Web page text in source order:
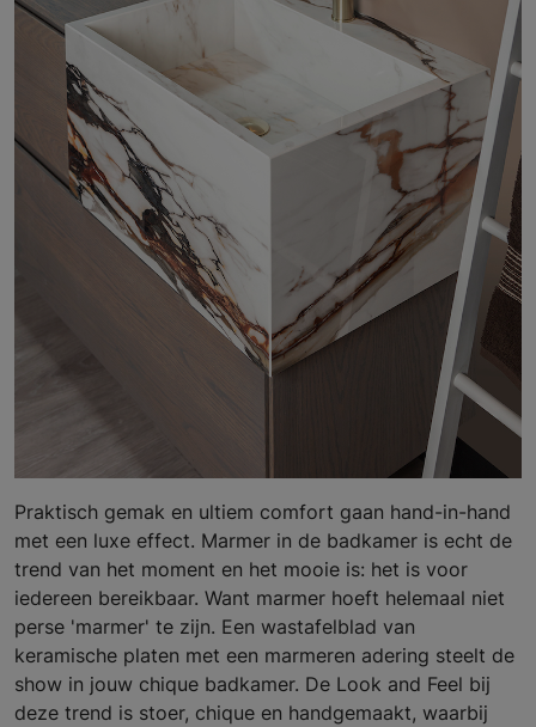
Praktisch gemak en ultiem comfort gaan hand-in-hand
met een luxe effect. Marmer in de badkamer is echt de
trend van het moment en het mooie is: het is voor
iedereen bereikbaar. Want marmer hoeft helemaal niet
perse 'marmer' te zijn. Een wastafelblad van
keramische platen met een marmeren adering steelt de
show in jouw chique badkamer. De Look and Feel bij
deze trend is stoer, chique en handgemaakt, waarbij